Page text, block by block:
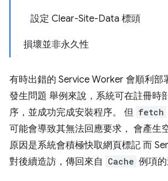
設定 Clear-Site-Data 標頭
損壞並非永久性
有時出錯的 Service Worker 會順利部
發生問題 舉例來說，系統可在註冊時
序，並成功完成安裝程序。 但 fetch
可能會導致其無法回應要求， 會產生
原因是系統會積極快取網頁標記 而
對後續造訪，傳回來自 Cache 例項的